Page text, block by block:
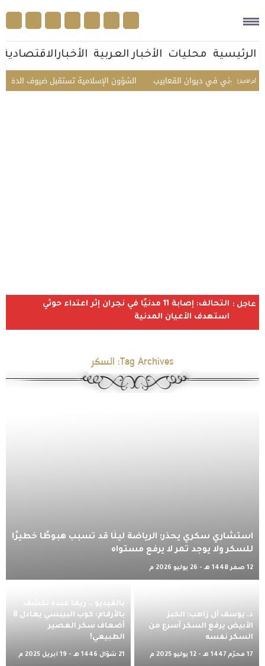
الرئيسية محليات الأخبار العربية الأخبارالاقتصادية
أخر الأخبار | الشؤون الإسلامية تستقبل ضيوف الدفعة في ديوان القعابيب
عاجل :
التحالف: إصابة 11 مدنيًا في نجران إثر اعتداء حوثي
استهدف الأعيان المدنية
Tag Archives: السكر
استشاري سكري يحذر: الرياضة ليلًا قد تسبب هبوطًا خطيرًا
للسكر ولا يوجد تمر لا يرفع مستواه
12 صفر 1448 هـ - 26 يوليو 2026 م
د. يوسف آل زاهب: الخبز
الأبيض يرفع السكر أسرع من
السكر نفسه
17 محرّم 1447 هـ - 12 يوليو 2025 م
بالفيديو .. ريما عبده تكشف
بالأرقام: كوب البيبسي يعادل 8
أضعاف سكر العصير
الطبيعي!
21 شوّال 1446 هـ - 19 أبريل 2025 م